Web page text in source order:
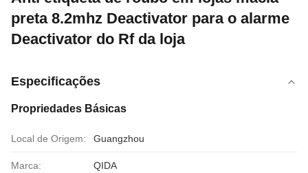
preta 8.2mhz Deactivator para o alarme
Deactivator do Rf da loja
Especificações
Propriedades Básicas
Local de Origem: Guangzhou
Marca: QIDA